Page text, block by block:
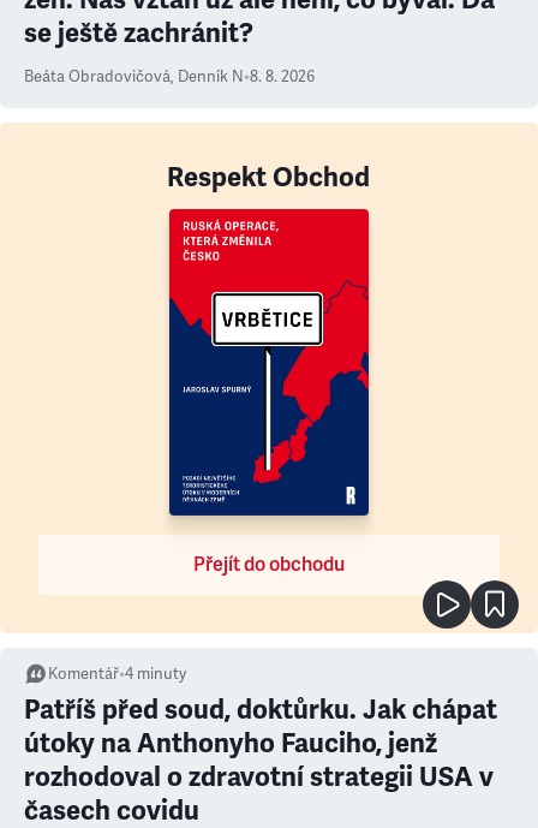
se ještě zachránit?
Beáta Obradovičová, Denník N•8. 8. 2026
Respekt Obchod
Přejít do obchodu
Komentář•4 minuty
Patříš před soud, doktůrku. Jak chápat
útoky na Anthonyho Fauciho, jenž
rozhodoval o zdravotní strategii USA v
časech covidu